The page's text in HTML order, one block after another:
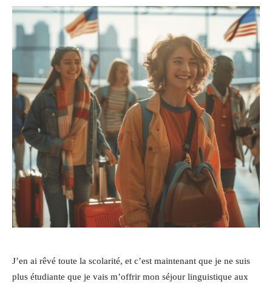
J’en ai rêvé toute la scolarité, et c’est maintenant que je ne suis
plus étudiante que je vais m’offrir mon séjour linguistique aux